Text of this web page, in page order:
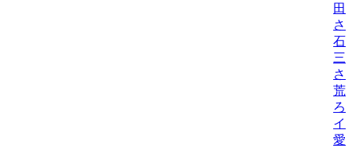
田
さ
石
三
さ
荒
ろ
イ
愛